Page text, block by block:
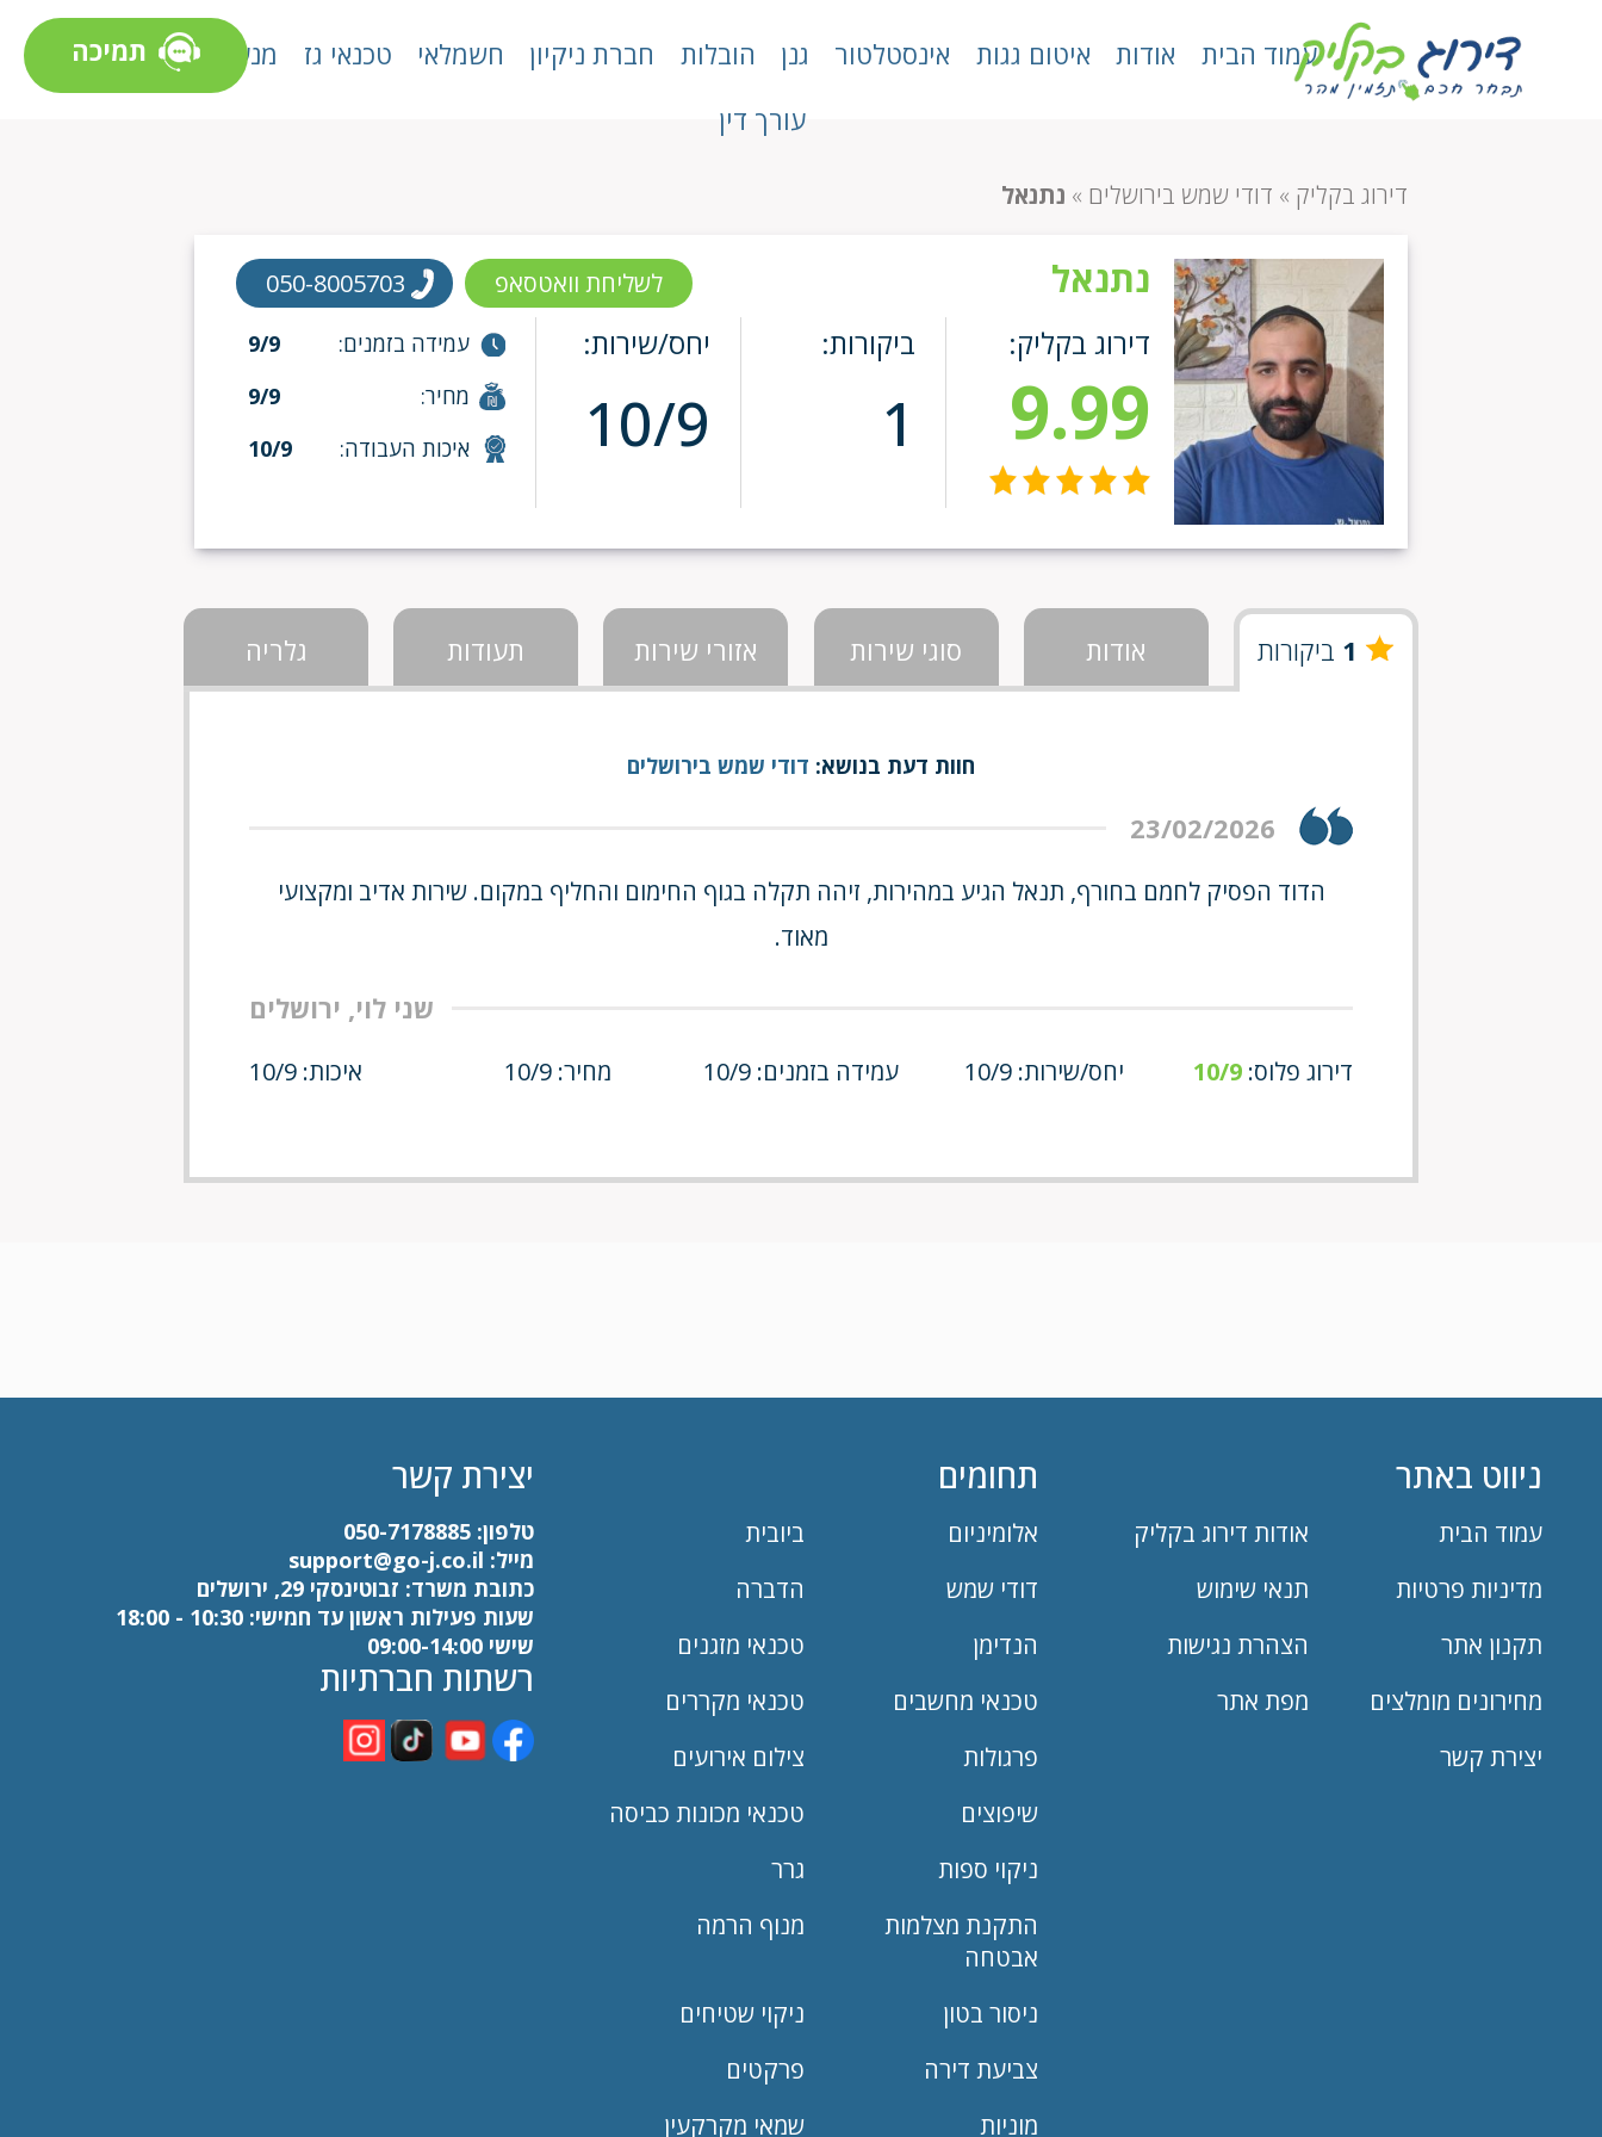
עמוד הבית אודות איטום גגות אינסטלטור גנן הובלות חברת ניקיון חשמלאי טכנאי גז
מנעולן
עורך דין
תמיכה
דירוג בקליק » דודי שמש בירושלים » נתנאל
נתנאל
דירוג בקליק:
9.99
ביקורות:
1
יחס/שירות:
10/9
עמידה בזמנים:
9/9
מחיר:
9/9
איכות העבודה:
10/9
לשליחת וואטסאפ 050-8005703
1 ביקורות אודות סוגי שירות אזורי שירות תעודות גלריה
חוות דעת בנושא: דודי שמש בירושלים
23/02/2026
הדוד הפסיק לחמם בחורף, תנאל הגיע במהירות, זיהה תקלה בגוף החימום והחליף במקום. שירות אדיב ומקצועי
מאוד.
שני לוי, ירושלים
דירוג פלוס: 10/9 יחס/שירות: 10/9 עמידה בזמנים: 10/9 מחיר: 10/9 איכות: 10/9
ניווט באתר
עמוד הבית
אודות דירוג בקליק
מדיניות פרטיות
תנאי שימוש
תקנון אתר
הצהרת נגישות
מחירונים מומלצים
מפת אתר
יצירת קשר
תחומים
אלומיניום
ביובית
דודי שמש
הדברה
הנדימן
טכנאי מזגנים
טכנאי מחשבים
טכנאי מקררים
פרגולות
צילום אירועים
שיפוצים
טכנאי מכונות כביסה
ניקוי ספות
גרר
התקנת מצלמות
אבטחה
מנוף הרמה
ניסור בטון
ניקוי שטיחים
צביעת דירה
פרקטים
מוניות
שמאי מקרקעין
יצירת קשר
טלפון:050-7178885
מייל: support@go-j.co.il
כתובת משרד: זבוטינסקי 29, ירושלים
שעות פעילות ראשון עד חמישי: 10:30 - 18:00
שישי 09:00-14:00
רשתות חברתיות